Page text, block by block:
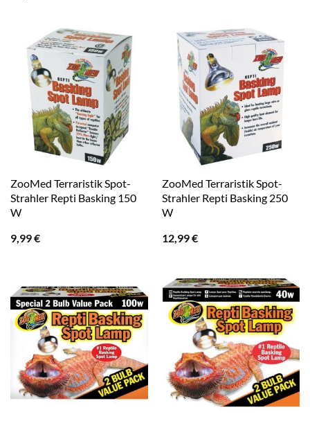
ZooMed Terraristik Spot-
Strahler Repti Basking 150
W
9,99€
ZooMed Terraristik Spot-
Strahler Repti Basking 250
W
12,99€